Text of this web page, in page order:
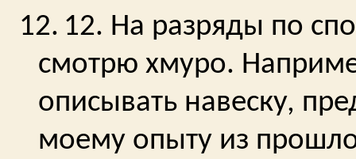
12. 12. На разряды по
смотрю хмуро.
описывать навеску,
моему опыту из